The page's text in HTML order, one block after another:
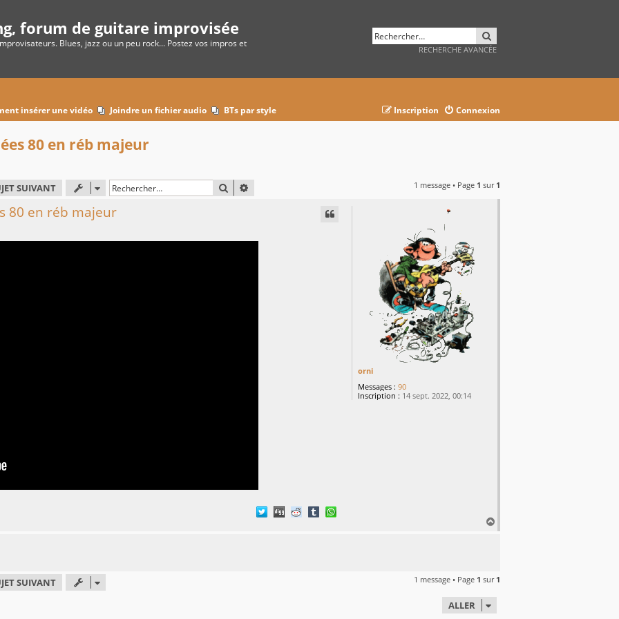
forum de guitare improvisée
Blues, jazz ou un peu rock... Postez vos impros et
RECHERCHE AVANCÉE
insérer une vidéo Joindre un fichier audio BTs par style Connexion
Inscription
80 en réb majeur
SUIVANT RECHERCHER 1 message • Page 1 sur 1
orni
Messages : 90
Inscription : 14 sept. 2022, 00:14
80 en réb majeur
a
SUIVANT 1 message • Page 1 sur 1
ALLER